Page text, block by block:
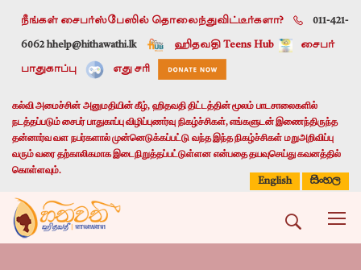
நீங்கள் சைபர்ஸ்பேஸில் தொலைந்துவிட்டீர்களா? 011-421-
6062 hhelp@hithawathi.lk ஹிதவதி Teens Hub சைபர்
பாதுகாப்பு எது சரி
கல்வி அமைச்சின் அனுமதியின் கீழ், ஹிதவதி திட்டத்தின் மூலம் பாடசாலைகளில்
நடத்தப்படும் சைபர் பாதுகாப்பு விழிப்புணர்வு நிகழ்ச்சிகள், எங்களுடன் இணைந்திருந்த
தன்னார்வ வள நபர்களால் முன்னெடுக்கப்பட்டு வந்த இந்த நிகழ்ச்சிகள் மறுஅறிவிப்பு
வரும் வரை தற்காலிகமாக இடைநிறுத்தப்பட்டுள்ளன என்பதை தயவுசெய்து கவனத்தில்
கொள்ளவும்.
English
සිංහල